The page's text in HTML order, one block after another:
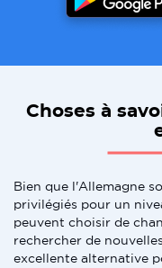
Choses à
Bien que l'Allemagne
privilégiés pour un
peuvent choisir de
rechercher de
excellente alternative